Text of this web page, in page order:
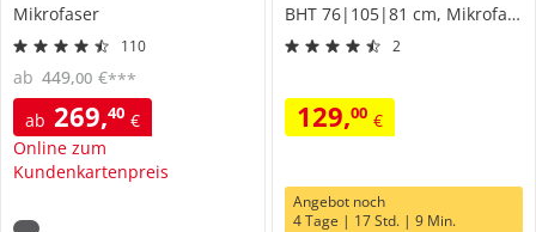
Mikrofaser
110
ab 269,40 €
Online zum
Kundenkartenpreis
ab 449,00 €***
BHT 76|105|81 cm, Mikrofaser
2
129,00 €
Angebot noch
4 Tage | 17 Std. | 9 Min.